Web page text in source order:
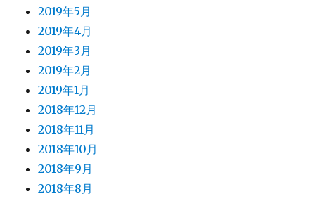
2019年5月
2019年4月
2019年3月
2019年2月
2019年1月
2018年12月
2018年11月
2018年10月
2018年9月
2018年8月